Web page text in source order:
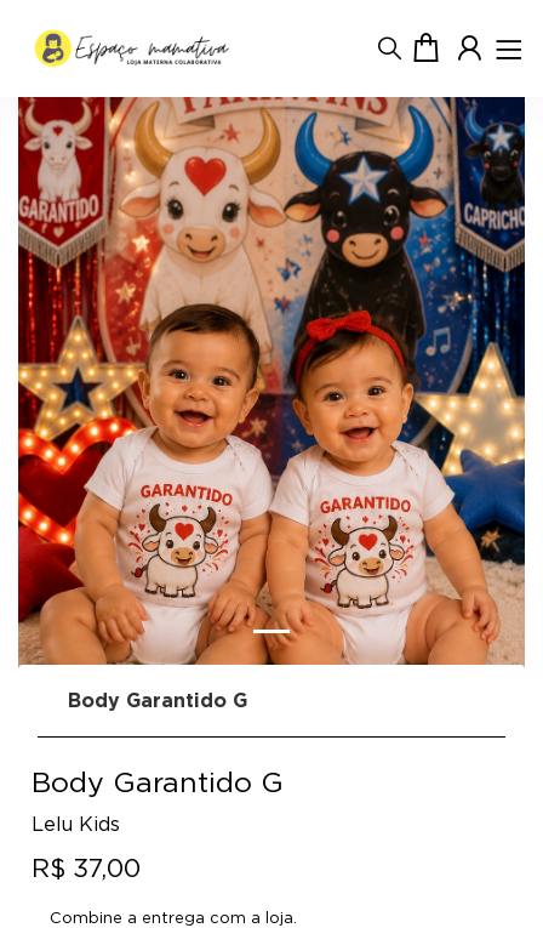
Body Garantido G
Body Garantido G
Lelu Kids
R$ 37,00
Combine a entrega com a loja.